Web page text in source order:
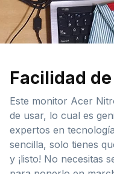
Facilidad
Este monitor Acer
de usar, lo cual es
expertos en
sencilla, solo tienes
y ¡listo! No necesitas